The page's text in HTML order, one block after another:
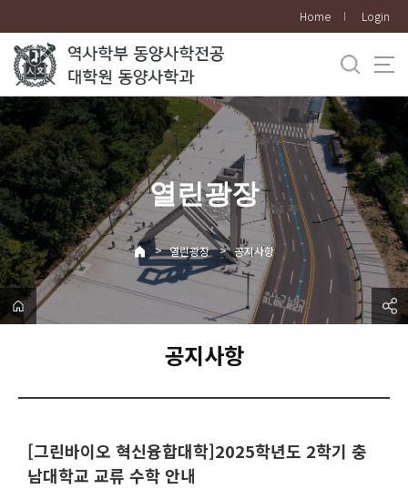
로
메
뉴
Home Login
열린광장
> 열린광장 > 공지사항
공지사항
[그린바이오 혁신융합대학]2025학년도 2학기 충
남대학교 교류 수학 안내